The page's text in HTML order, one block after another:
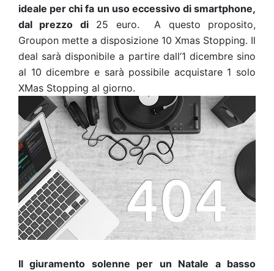
ideale per chi fa un uso eccessivo di smartphone,
dal prezzo di25 euro. A questo proposito,
Groupon mette a disposizione 10 Xmas Stopping. Il
deal sarà disponibile a partire dall’1 dicembre sino
al 10 dicembre e sarà possibile acquistare 1 solo
XMas Stopping al giorno.
Il giuramento solenne per un Natale a basso